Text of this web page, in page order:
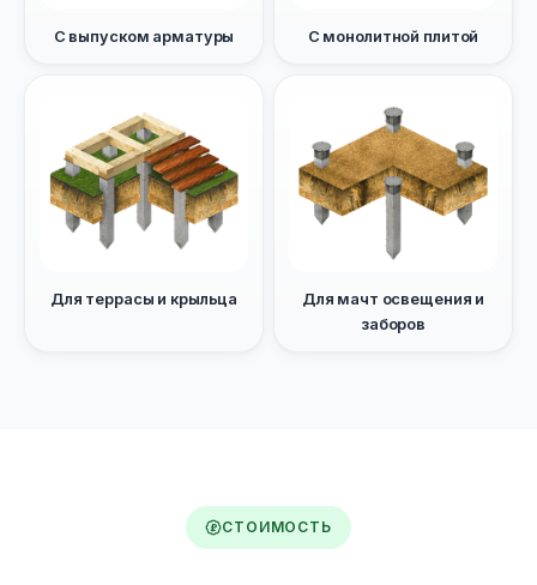
С выпуском арматуры С монолитной плитой
Для террасы и крыльца
Для мачт освещения и
заборов
СТОИМОСТЬ